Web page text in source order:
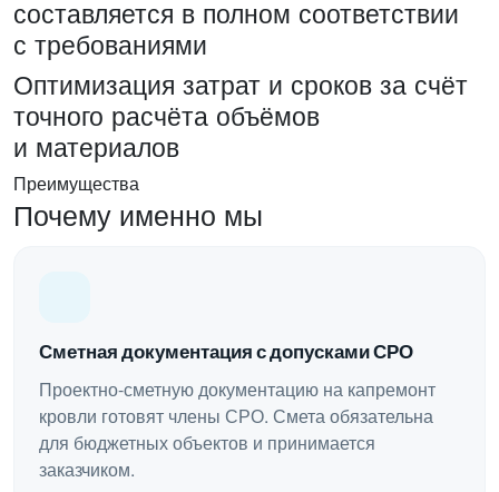
составляется в полном соответствии
с требованиями
Оптимизация затрат и сроков за счёт
точного расчёта объёмов
и материалов
Преимущества
Почему именно мы
Сметная документация с допусками СРО
Проектно-сметную документацию на капремонт
кровли готовят члены СРО. Смета обязательна
для бюджетных объектов и принимается
заказчиком.